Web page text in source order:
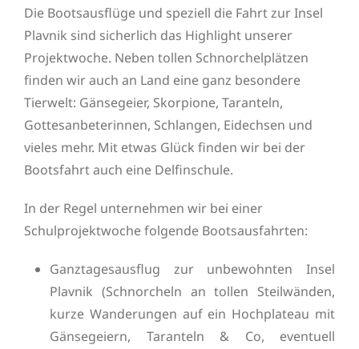
Die Bootsausflüge und speziell die Fahrt zur Insel
Plavnik sind sicherlich das Highlight unserer
Projektwoche. Neben tollen Schnorchelplätzen
finden wir auch an Land eine ganz besondere
Tierwelt: Gänsegeier, Skorpione, Taranteln,
Gottesanbeterinnen, Schlangen, Eidechsen und
vieles mehr. Mit etwas Glück finden wir bei der
Bootsfahrt auch eine Delfinschule.
In der Regel unternehmen wir bei einer
Schulprojektwoche folgende Bootsausfahrten:
Ganztagesausflug zur unbewohnten Insel
Plavnik (Schnorcheln an tollen Steilwänden,
kurze Wanderungen auf ein Hochplateau mit
Gänsegeiern, Taranteln & Co, eventuell